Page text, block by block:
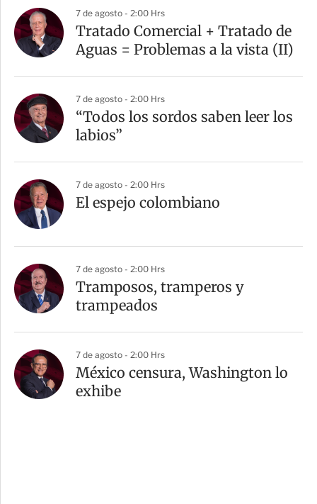
7 de agosto - 2:00 Hrs
Tratado Comercial + Tratado de
Aguas = Problemas a la vista (II)
7 de agosto - 2:00 Hrs
“Todos los sordos saben leer los
labios”
7 de agosto - 2:00 Hrs
El espejo colombiano
7 de agosto - 2:00 Hrs
Tramposos, tramperos y
trampeados
7 de agosto - 2:00 Hrs
México censura, Washington lo
exhibe